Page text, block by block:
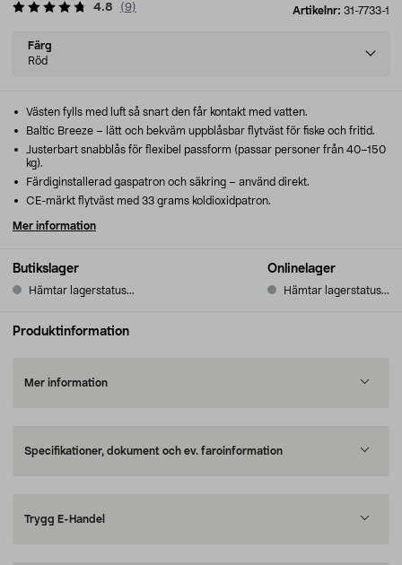
Artikelnr: 31-7733-1
4.8 (9)
Select
variant
Färg
Röd
Butikslager
Hämtar lagerstatus...
Onlinelager
Hämtar lagerstatus...
Västen fylls med luft så snart den får kontakt med vatten.
Baltic Breeze – lätt och bekväm uppblåsbar flytväst för fiske och fritid.
Justerbart snabblås för flexibel passform (passar personer från 40–150
kg).
Färdiginstallerad gaspatron och säkring – använd direkt.
CE-märkt flytväst med 33 grams koldioxidpatron.
Mer information
Produktinformation
Mer information
Specifikationer, dokument och ev. faroinformation
Trygg E-Handel